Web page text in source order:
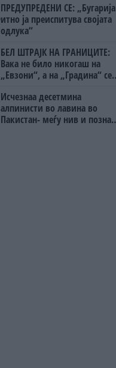
ПРЕДУПРЕДЕНИ СЕ: „Бугарија
итно ја преиспитува својата
одлука“
БЕЛ ШТРАЈК НА ГРАНИЦИТЕ:
Вака не било никогаш на
„Евзони“, а на „Градина“ се
Исчезнаа десетмина
алпинисти во лавина во
Пакистан- меѓу нив и познат